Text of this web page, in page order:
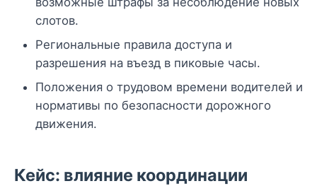
слотов.
Региональные правила доступа и
разрешения на въезд в пиковые часы.
Положения о трудовом времени водителей и
нормативы по безопасности дорожного
движения.
Кейс: влияние координации